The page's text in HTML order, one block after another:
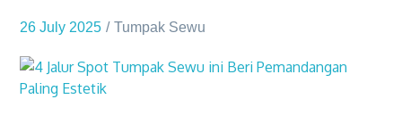
26 July 2025 Tumpak Sewu